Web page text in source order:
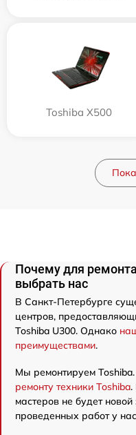
Toshiba X500
Почему для
выбрать нас
В Санкт-Петербурге
центров,
Toshiba U300. Однако
преимуществами.
Мы ремонтируем
ремонту техники Toshiba.
мастеров не будет
проведенных работ у